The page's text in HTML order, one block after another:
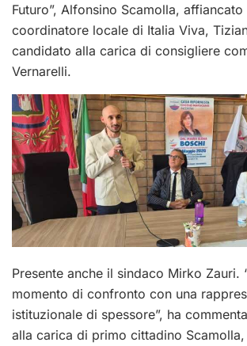
Futuro”, Alfonsino Scamolla, affiancato
coordinatore locale di Italia Viva,
candidato alla carica di consigliere
Vernarelli.
Presente anche il sindaco Mirko Zauri.
momento di confronto con una
istituzionale di spessore”, ha
alla carica di primo cittadino Scamolla,